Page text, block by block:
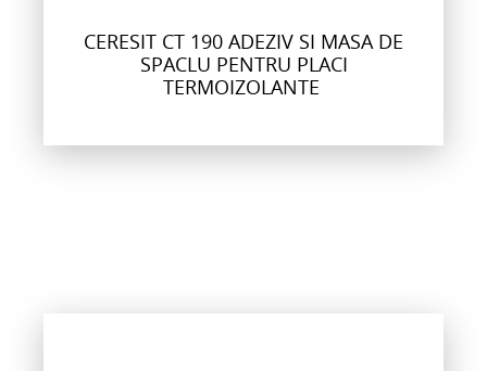
CERESIT CT 190 ADEZIV SI MASA DE
SPACLU PENTRU PLACI
TERMOIZOLANTE